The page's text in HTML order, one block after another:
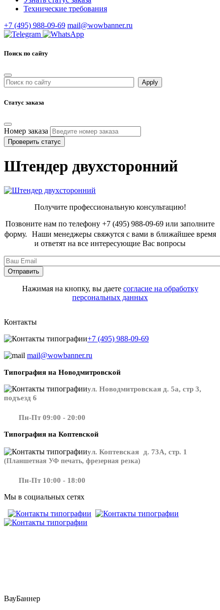
Технические требования
+7 (495) 988-09-69 mail@wowbanner.ru
Поиск по сайту
Статус заказа
Номер заказа
Проверить статус
Штендер двухсторонний
Получите профессиональную консультацию!
Позвоните нам по телефону +7 (495) 988-09-69 или заполните
форму. Наши менеджеры свяжутся с вами в ближайшее время
и ответят на все интересующие Вас вопросы
Нажимая на кнопку, вы даете согласие на обработку
персональных данных
Контакты
+7 (495) 988-09-69
mail@wowbanner.ru
Типография на Новодмитровской
ул. Новодмитровская д. 5а, стр 3,
подъезд 6
Пн-Пт 09:00 - 20:00
Типография на Коптевской
ул. Коптевская д. 73А, стр. 1
(Планшетная УФ печать, фрезерная резка)
Пн-Пт 10:00 - 18:00
Мы в социальных сетях
ВауБаннер